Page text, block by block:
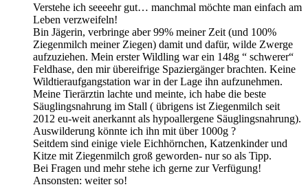
Verstehe ich seeeehr gut… manchmal möchte man einfach am
Leben verzweifeln!
Bin Jägerin, verbringe aber 99% meiner Zeit (und 100%
Ziegenmilch meiner Ziegen) damit und dafür, wilde Zwerge
aufzuziehen. Mein erster Wildling war ein 148g “ schwerer“
Feldhase, den mir übereifrige Spaziergänger brachten. Keine
Wildtieraufgangstation war in der Lage ihn aufzunehmen.
Meine Tierärztin lachte und meinte, ich habe die beste
Säuglingsnahrung im Stall ( übrigens ist Ziegenmilch seit
2012 eu-weit anerkannt als hypoallergene Säuglingsnahrung).
Auswilderung könnte ich ihn mit über 1000g ?
Seitdem sind einige viele Eichhörnchen, Katzenkinder und
Kitze mit Ziegenmilch groß geworden- nur so als Tipp.
Bei Fragen und mehr stehe ich gerne zur Verfügung!
Ansonsten: weiter so!